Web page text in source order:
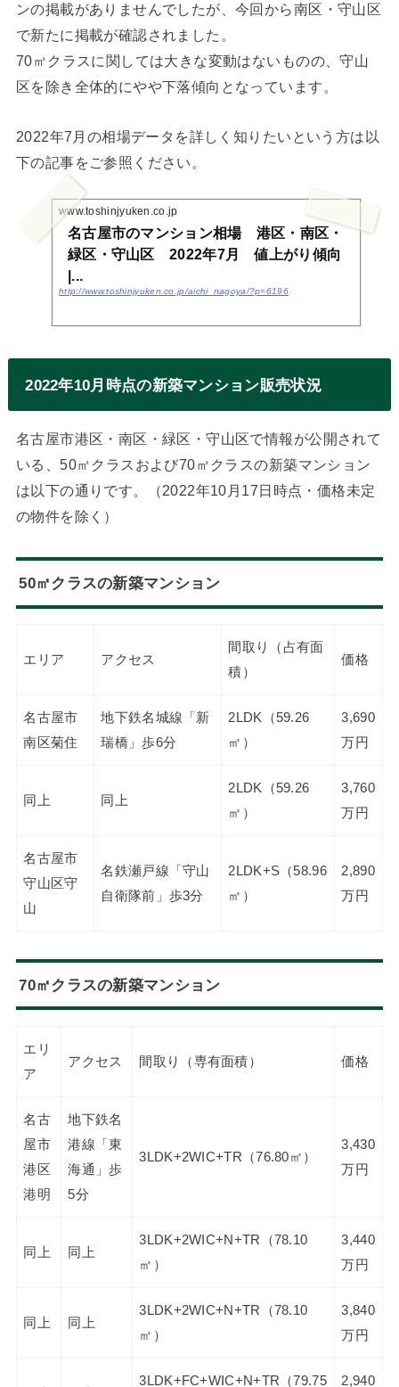
ンの掲載がありませんでしたが、今回から南区・守山区
で新たに掲載が確認されました。
70㎡クラスに関しては大きな変動はないものの、守山
区を除き全体的にやや下落傾向となっています。
2022年7月の相場データを詳しく知りたいという方は以
下の記事をご参照ください。
www.toshinjyuken.co.jp
名古屋市のマンション相場 港区・南区・
緑区・守山区 2022年7月 値上がり傾向
|...
http://www.toshinjyuken.co.jp/aichi_nagoya/?p=6196
2022年10月時点の新築マンション販売状況
名古屋市港区・南区・緑区・守山区で情報が公開されて
いる、50㎡クラスおよび70㎡クラスの新築マンション
は以下の通りです。（2022年10月17日時点・価格未定
の物件を除く）
50㎡クラスの新築マンション
エリア アクセス
間取り（占有面
積）
価格
名古屋市
南区菊住
地下鉄名城線「新
瑞橋」歩6分
2LDK（59.26
㎡）
3,690
万円
同上 同上
2LDK（59.26
㎡）
3,760
万円
名古屋市
守山区守
山
名鉄瀬戸線「守山
自衛隊前」歩3分
2LDK+S（58.96
㎡）
2,890
万円
70㎡クラスの新築マンション
エリ
ア
アクセス 間取り（専有面積） 価格
名古
屋市
港区
港明
地下鉄名
港線「東
海通」歩
5分
3LDK+2WIC+TR（76.80㎡）
3,430
万円
同上 同上
3LDK+2WIC+N+TR（78.10
㎡）
3,440
万円
同上 同上
3LDK+2WIC+N+TR（78.10
㎡）
3,840
万円
3LDK+FC+WIC+N+TR（79.75 2,940